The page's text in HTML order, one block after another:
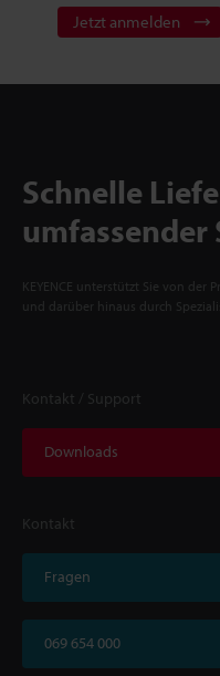
Jetzt anmelden
Schnelle
KEYENCE unterstützt Sie von
und darüber hinaus durch
Kontakt / Support
Downloads
Kontakt
Fragen
069 654 000